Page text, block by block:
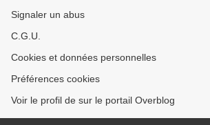
Signaler un abus
C.G.U.
Cookies et données personnelles
Préférences cookies
Voir le profil de sur le portail Overblog